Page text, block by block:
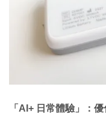
「AI+ 日常體驗」：